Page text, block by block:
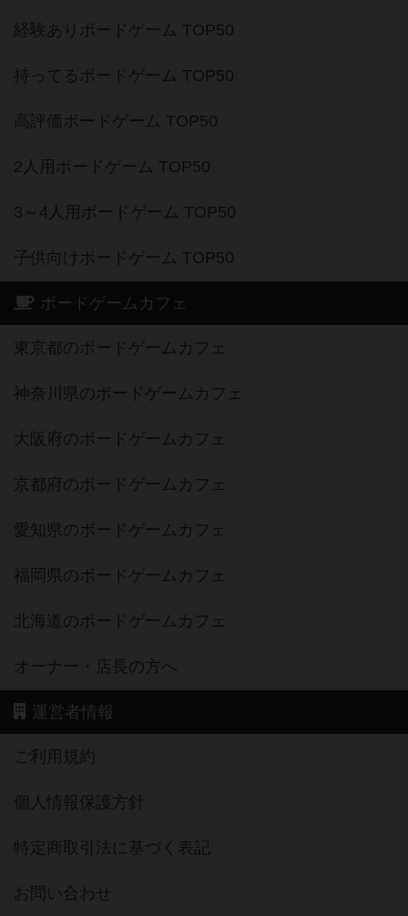
経験ありボードゲーム TOP50
持ってるボードゲーム TOP50
高評価ボードゲーム TOP50
2人用ボードゲーム TOP50
3～4人用ボードゲーム TOP50
子供向けボードゲーム TOP50
ボードゲームカフェ
東京都のボードゲームカフェ
神奈川県のボードゲームカフェ
大阪府のボードゲームカフェ
京都府のボードゲームカフェ
愛知県のボードゲームカフェ
福岡県のボードゲームカフェ
北海道のボードゲームカフェ
オーナー・店長の方へ
運営者情報
ご利用規約
個人情報保護方針
特定商取引法に基づく表記
お問い合わせ